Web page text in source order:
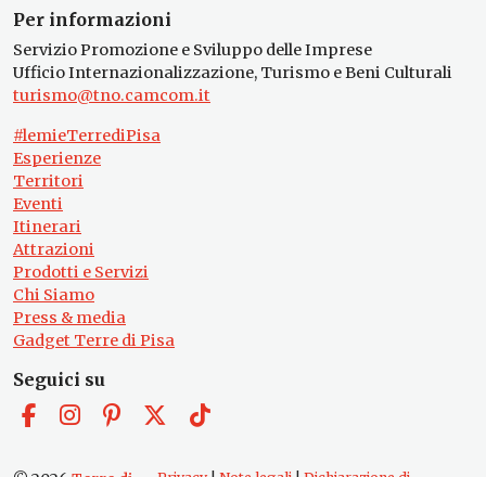
Per informazioni
Servizio Promozione e Sviluppo delle Imprese
Ufficio Internazionalizzazione, Turismo e Beni Culturali
turismo@tno.camcom.it
#lemieTerrediPisa
Esperienze
Territori
Eventi
Itinerari
Attrazioni
Prodotti e Servizi
Chi Siamo
Press & media
Gadget Terre di Pisa
Seguici su